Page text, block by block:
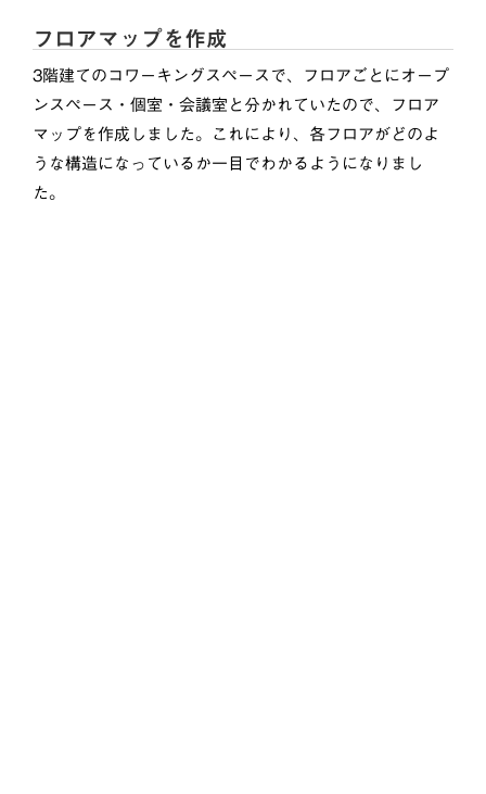
フロアマップを作成
3階建てのコワーキングスペースで、フロアごとにオープ
ンスペース・個室・会議室と分かれていたので、フロア
マップを作成しました。これにより、各フロアがどのよ
うな構造になっているか一目でわかるようになりまし
た。